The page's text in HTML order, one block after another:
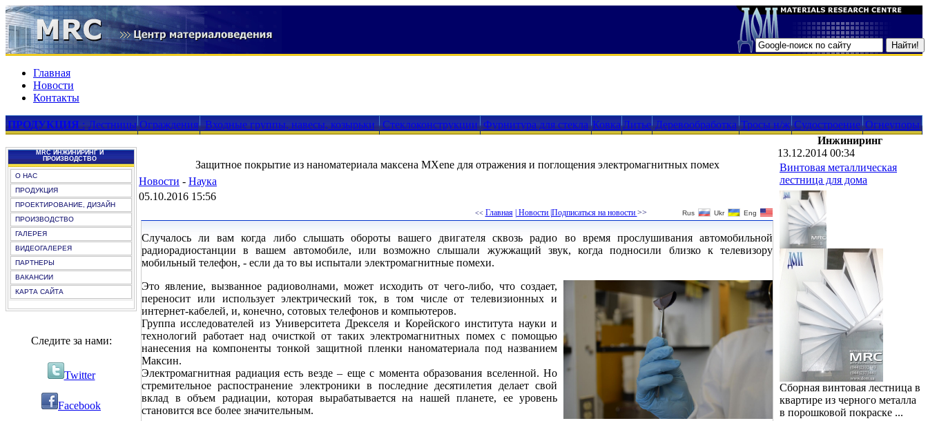
Главная
Новости
Контакты
ПРОДУКЦИЯ: Лестницы Ограждения Входные группы, навесы, козырьки Стеклоконструкции Фурнитура для стекла КовкаЛитье Деревообработка Тросы н/ж Судостроение Огнеупоры
MRC ИНЖИНИРИНГ И
ПРОИЗВОДСТВО
О НАС
ПРОДУКЦИЯ
ПРОЕКТИРОВАНИЕ, ДИЗАЙН
ПРОИЗВОДСТВО
ГАЛЕРЕЯ
ВИДЕОГАЛЕРЕЯ
ПАРТНЕРЫ
ВАКАНСИИ
КАРТА САЙТА
Следите за нами:
Twitter
Facebook
Защитное покрытие из наноматериала максена MXene для отражения и поглощения электромагнитных помех
Новости - Наука
05.10.2016 15:56
<< Главная | Новости | Подписаться на новости >> Rus Ukr Eng
Случалось ли вам когда либо слышать обороты вашего двигателя сквозь радио во время прослушивания автомобильной
радиорадиостанции в вашем автомобиле, или возможно слышали жужжащий звук, когда подносили близко к телевизору
мобильный телефон, - если да то вы испытали электромагнитные помехи.
Это явление, вызванное радиоволнами, может исходить от чего-либо, что создает,
переносит или использует электрический ток, в том числе от телевизионных и
интернет-кабелей, и, конечно, сотовых телефонов и компьютеров.
Группа исследователей из Университета Дрекселя и Корейского института науки и
технологий работает над очисткой от таких электромагнитных помех с помощью
нанесения на компоненты тонкой защитной пленки наноматериала под названием
Максин.
Электромагнитная радиация есть везде – еще с момента образования вселенной. Но
стремительное распостранение электроники в последние десятилетия делает свой
вклад в объем радиации, которая вырабатывается на нашей планете, ее уровень
становится все более значительным.
Инжиниринг
13.12.2014 00:34
Винтовая металлическая
лестница для дома
Сборная винтовая лестница в
квартире из черного металла
в порошковой покраске ...